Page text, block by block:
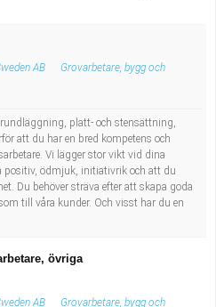
AB
Grovarbetare, bygg och
platt- och stensättning,
att du har en bred kompetens och
Vi lägger stor vikt vid dina
positiv, ödmjuk, initiativrik och att du
Du behöver sträva efter att skapa goda
till våra kunder. Och visst har du en
övriga
AB Grovarbetare, bygg och